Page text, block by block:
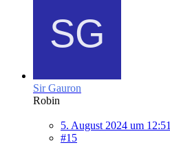
Sir Gauron
Robin
5. August 2024 um 12:51
#15